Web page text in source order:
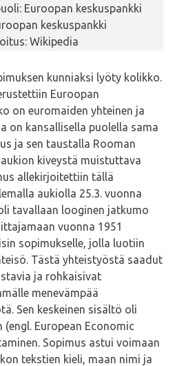
Euroopan keskuspankki
keskuspankki
Wikipedia
kunniaksi lyöty kolikko.
Euroopan
on euromaiden yhteinen ja
on kansallisella puolella sama
ja sen taustalla Rooman
kiveystä muistuttava
allekirjoitettiin tällä
aukiolla 25.3. vuonna
tavallaan looginen jatkumo
vuonna 1951
sopimukselle, jolla luotiin
Tästä yhteistyöstä saadut
ja rohkaisivat
menevämpää
Sen keskeinen sisältö oli
European Economic
Sopimus astui voimaan
tekstien kieli, maan nimi ja